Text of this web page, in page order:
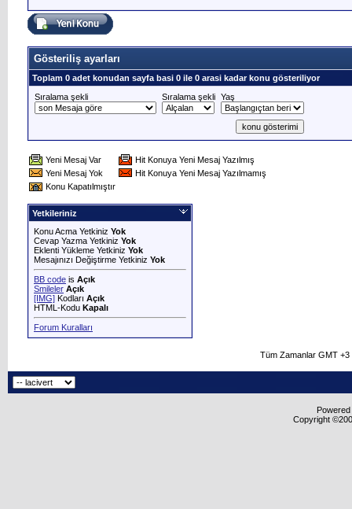
Gösteriliş ayarları
Toplam 0 adet konudan sayfa basi 0 ile 0 arasi kadar konu gösteriliyor
Sıralama şekli
Sıralama şekli Yaş
Yeni Mesaj Var
Hit Konuya Yeni Mesaj Yazılmış
Yeni Mesaj Yok
Hit Konuya Yeni Mesaj Yazılmamış
Konu Kapatılmıştır
Yetkileriniz
Konu Acma Yetkiniz Yok
Cevap Yazma Yetkiniz Yok
Eklenti Yükleme Yetkiniz Yok
Mesajınızı Değiştirme Yetkiniz Yok
BB code is Açık
Smileler Açık
[IMG] Kodları Açık
HTML-Kodu Kapalı
Forum Kuralları
Tüm Zamanlar GMT
Copyright